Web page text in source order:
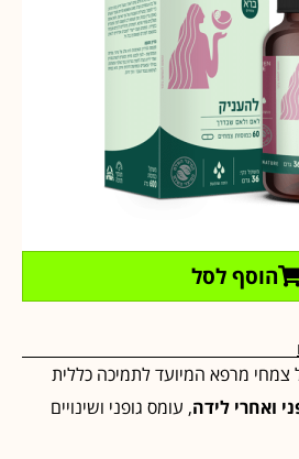
הוסף לסל
צמחי מרפא המיועד לתמיכה כללית
ואחרי לידה, עומס גופני ושינויים